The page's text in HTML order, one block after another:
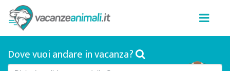
Dove vuoi andare in vacanza?